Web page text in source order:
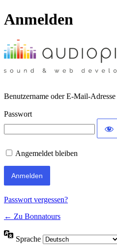
Anmelden
Benutzername oder E-Mail-Adresse
Passwort
Angemeldet bleiben
Passwort vergessen?
← Zu Bonnatours
Sprache